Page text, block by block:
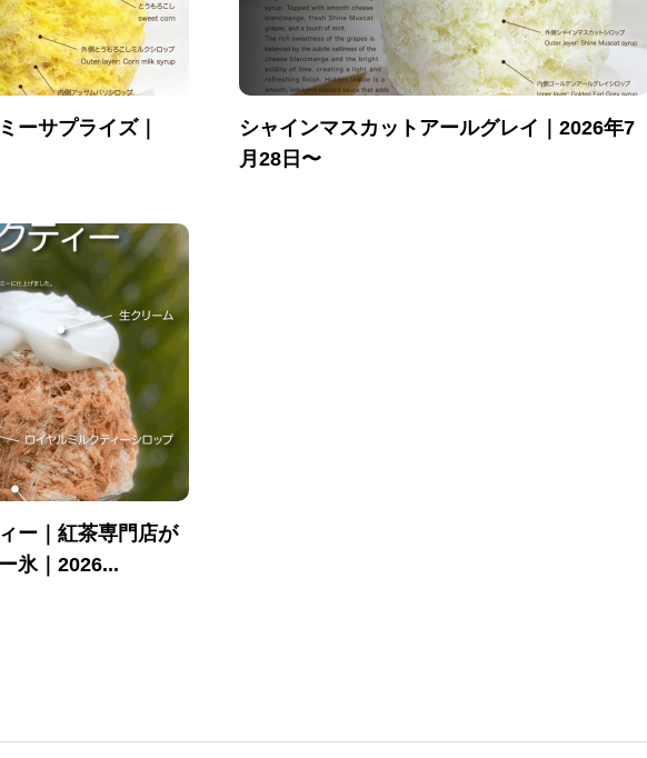
ーサプライズ｜
シャインマスカットアールグレイ｜2026年7
月28日〜
ー｜紅茶専門店が
氷｜2026...